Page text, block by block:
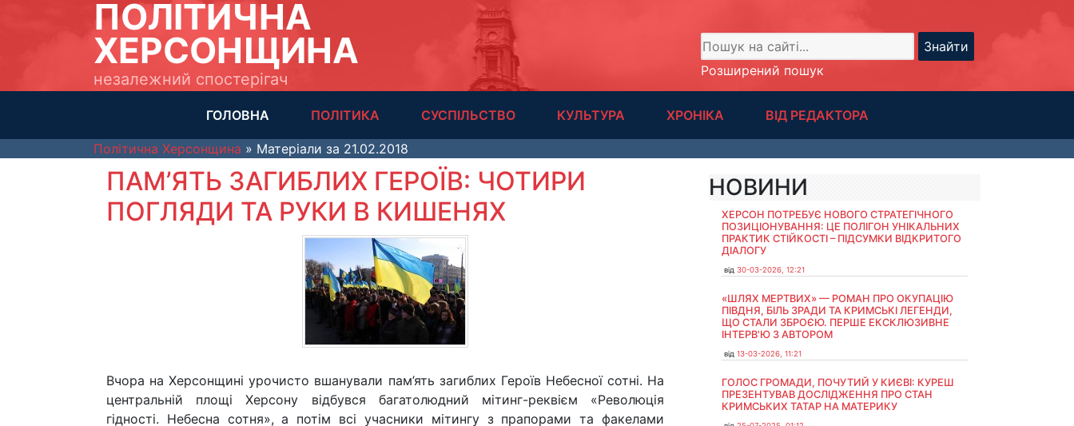
ПОЛІТИЧНА
ХЕРСОНЩИНА
незалежний спостерігач
Знайти
Розширений пошук
ГОЛОВНА ПОЛІТИКА СУСПІЛЬСТВО КУЛЬТУРА ХРОНІКА ВІД РЕДАКТОРА
Політична Херсонщина » Матеріали за 21.02.2018
ПАМ’ЯТЬ ЗАГИБЛИХ ГЕРОЇВ: ЧОТИРИ
ПОГЛЯДИ ТА РУКИ В КИШЕНЯХ
Вчора на Херсонщині урочисто вшанували пам’ять загиблих Героїв Небесної сотні. На
центральній площі Херсону відбувся багатолюдний мітинг-реквієм «Революція
гідності. Небесна сотня», а потім всі учасники мітингу з прапорами та факелами
НОВИНИ
ХЕРСОН ПОТРЕБУЄ НОВОГО СТРАТЕГІЧНОГО
ПОЗИЦІОНУВАННЯ: ЦЕ ПОЛІГОН УНІКАЛЬНИХ
ПРАКТИК СТІЙКОСТІ – ПІДСУМКИ ВІДКРИТОГО
ДІАЛОГУ
від 30-03-2026, 12:21
«ШЛЯХ МЕРТВИХ» — РОМАН ПРО ОКУПАЦІЮ
ПІВДНЯ, БІЛЬ ЗРАДИ ТА КРИМСЬКІ ЛЕГЕНДИ,
ЩО СТАЛИ ЗБРОЄЮ. ПЕРШЕ ЕКСКЛЮЗИВНЕ
ІНТЕРВ'Ю З АВТОРОМ
від 13-03-2026, 11:21
ГОЛОС ГРОМАДИ, ПОЧУТИЙ У КИЄВІ: КУРЕШ
ПРЕЗЕНТУВАВ ДОСЛІДЖЕННЯ ПРО СТАН
КРИМСЬКИХ ТАТАР НА МАТЕРИКУ